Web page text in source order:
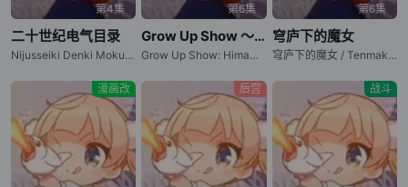
第4集
二十世纪电气目录
Nijusseiki Denki Mokuroku: Eureka Evrika / Sparks of Tomorrow
第6集
Grow Up Show ～向日葵马戏团～
Grow Up Show: Himawari no Circus-dan / 成长秀～向日葵马戏团～
第6集
穹庐下的魔女
穹庐下的魔女 / Tenmaku no Jaadugar / Jaadugar: A Witch in Mongolia
漫画改 后宫 战斗